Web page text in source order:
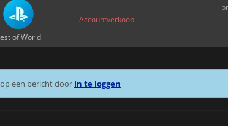
of World
Accountverkoop
een bericht door in te loggen